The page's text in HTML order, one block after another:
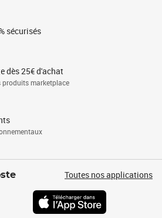
sécurisés
dès 25€ d'achat
produits marketplace
Toutes nos applications